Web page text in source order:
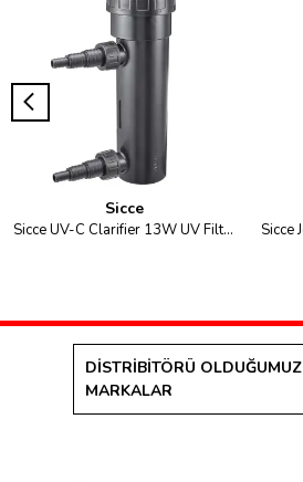
Sicce
Sicce UV-C Clarifier 13W UV Filtre
DİSTRİBİTÖRÜ OLDUĞUMUZ
MARKALAR